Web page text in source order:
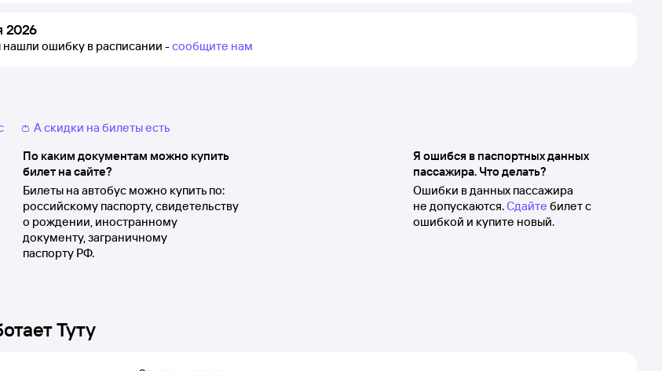
2026
нашли ошибку в расписании -сообщите нам
👛 А скидки на билеты есть
По каким документам можно купить
билет на сайте?
Билеты на автобус можно купить по:
российскому паспорту, свидетельству
о рождении, иностранному
документу, заграничному
паспорту РФ.
Я ошибся в паспортных данных
пассажира. Что делать?
Ошибки в данных пассажира
не допускаются.Сдайте билет с
ошибкой и купите новый.
Туту